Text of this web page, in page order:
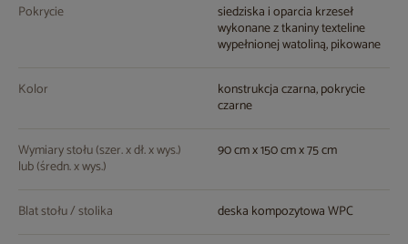
Pokrycie siedziska i oparcia krzeseł
wykonane z tkaniny texteline
wypełnionej watoliną, pikowane
Kolor konstrukcja czarna, pokrycie
czarne
Wymiary stołu (szer. x dł. x wys.)
lub (średn. x wys.)
90 cm x 150 cm x 75 cm
Blat stołu / stolika deska kompozytowa WPC